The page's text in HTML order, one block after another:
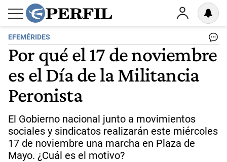
EFEMÉRIDES
Por qué el 17 de noviembre
es el Día de la Militancia
Peronista
El Gobierno nacional junto a movimientos
sociales y sindicatos realizarán este miércoles
17 de noviembre una marcha en Plaza de
Mayo. ¿Cuál es el motivo?